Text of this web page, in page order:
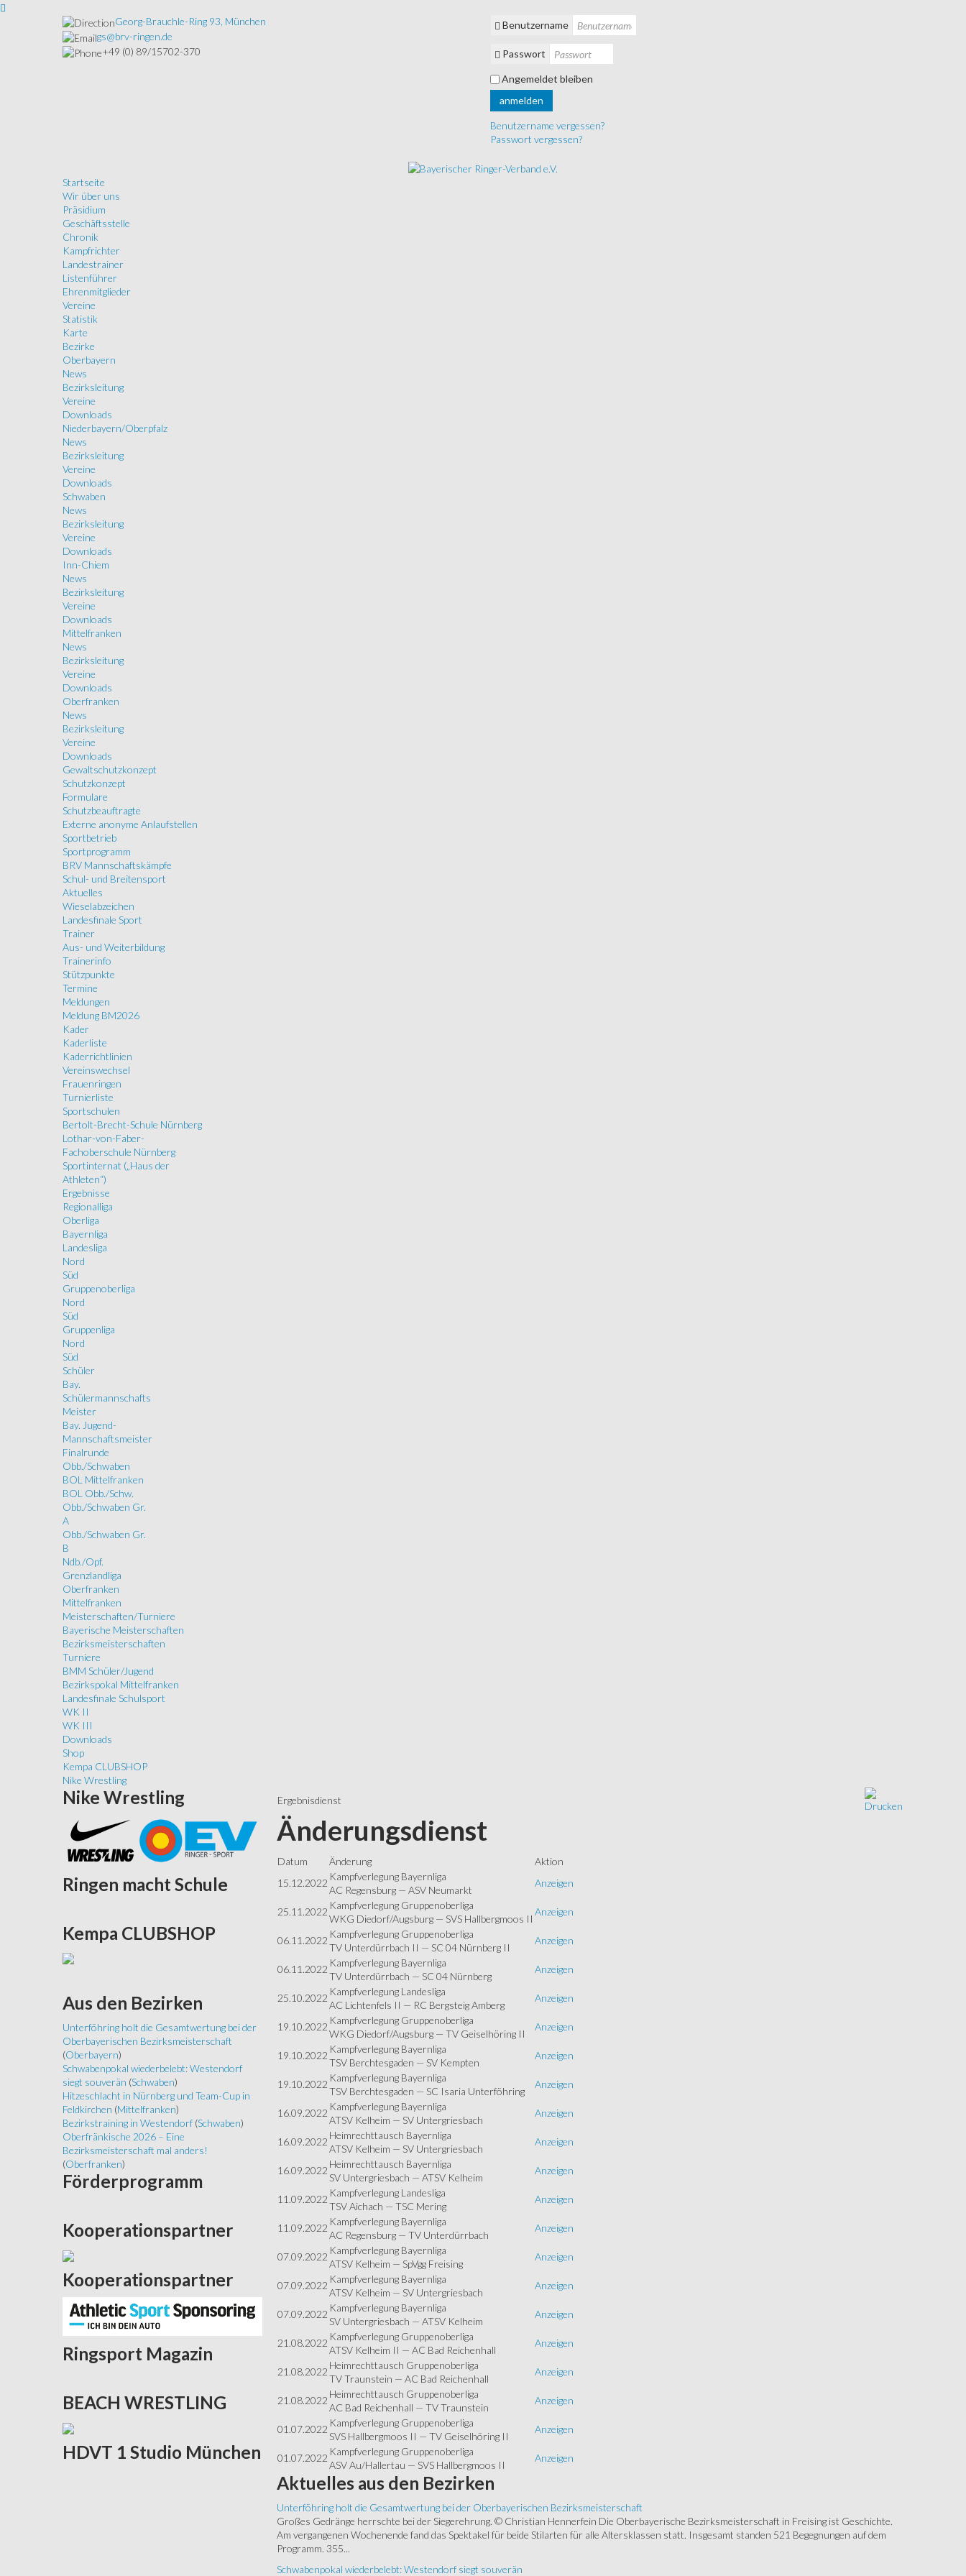
Georg-Brauchle-Ring 93, München
gs@brv-ringen.de
+49 (0) 89/15702-370
Benutzername
Passwort
Angemeldet bleiben
anmelden
Benutzername vergessen?
Passwort vergessen?
Startseite
Wir über uns
Präsidium
Geschäftsstelle
Chronik
Kampfrichter
Landestrainer
Listenführer
Ehrenmitglieder
Vereine
Statistik
Karte
Bezirke
Oberbayern
News
Bezirksleitung
Vereine
Downloads
Niederbayern/Oberpfalz
News
Bezirksleitung
Vereine
Downloads
Schwaben
News
Bezirksleitung
Vereine
Downloads
Inn-Chiem
News
Bezirksleitung
Vereine
Downloads
Mittelfranken
News
Bezirksleitung
Vereine
Downloads
Oberfranken
News
Bezirksleitung
Vereine
Downloads
Gewaltschutzkonzept
Schutzkonzept
Formulare
Schutzbeauftragte
Externe anonyme Anlaufstellen
Sportbetrieb
Sportprogramm
BRV Mannschaftskämpfe
Schul- und Breitensport
Aktuelles
Wieselabzeichen
Landesfinale Sport
Trainer
Aus- und Weiterbildung
Trainerinfo
Stützpunkte
Termine
Meldungen
Meldung BM2026
Kader
Kaderliste
Kaderrichtlinien
Vereinswechsel
Frauenringen
Turnierliste
Sportschulen
Bertolt-Brecht-Schule Nürnberg
Lothar-von-Faber-
Fachoberschule Nürnberg
Sportinternat („Haus der
Athleten“)
Ergebnisse
Regionalliga
Oberliga
Bayernliga
Landesliga
Nord
Süd
Gruppenoberliga
Nord
Süd
Gruppenliga
Nord
Süd
Schüler
Bay.
Schülermannschafts
Meister
Bay. Jugend-
Mannschaftsmeister
Finalrunde
Obb./Schwaben
BOL Mittelfranken
BOL Obb./Schw.
Obb./Schwaben Gr.
A
Obb./Schwaben Gr.
B
Ndb./Opf.
Grenzlandliga
Oberfranken
Mittelfranken
Meisterschaften/Turniere
Bayerische Meisterschaften
Bezirksmeisterschaften
Turniere
BMM Schüler/Jugend
Bezirkspokal Mittelfranken
Landesfinale Schulsport
WK II
WK III
Downloads
Shop
Kempa CLUBSHOP
Nike Wrestling
Ergebnisdienst
Änderungsdienst
Datum Änderung
Aktion
15.12.2022
Kampfverlegung Bayernliga
AC Regensburg — ASV Neumarkt
Anzeigen
25.11.2022
Kampfverlegung Gruppenoberliga
WKG Diedorf/Augsburg — SVS Hallbergmoos II
Anzeigen
06.11.2022
Kampfverlegung Gruppenoberliga
TV Unterdürrbach II — SC 04 Nürnberg II
Anzeigen
06.11.2022
Kampfverlegung Bayernliga
TV Unterdürrbach — SC 04 Nürnberg
Anzeigen
25.10.2022
Kampfverlegung Landesliga
AC Lichtenfels II — RC Bergsteig Amberg
Anzeigen
19.10.2022
Kampfverlegung Gruppenoberliga
WKG Diedorf/Augsburg — TV Geiselhöring II
Anzeigen
19.10.2022
Kampfverlegung Bayernliga
TSV Berchtesgaden — SV Kempten
Anzeigen
19.10.2022
Kampfverlegung Bayernliga
TSV Berchtesgaden — SC Isaria Unterföhring
Anzeigen
16.09.2022
Kampfverlegung Bayernliga
ATSV Kelheim — SV Untergriesbach
Anzeigen
16.09.2022
Heimrechttausch Bayernliga
ATSV Kelheim — SV Untergriesbach
Anzeigen
16.09.2022
Heimrechttausch Bayernliga
SV Untergriesbach — ATSV Kelheim
Anzeigen
11.09.2022
Kampfverlegung Landesliga
TSV Aichach — TSC Mering
Anzeigen
11.09.2022
Kampfverlegung Bayernliga
AC Regensburg — TV Unterdürrbach
Anzeigen
07.09.2022
Kampfverlegung Bayernliga
ATSV Kelheim — SpVgg Freising
Anzeigen
07.09.2022
Kampfverlegung Bayernliga
ATSV Kelheim — SV Untergriesbach
Anzeigen
07.09.2022
Kampfverlegung Bayernliga
SV Untergriesbach — ATSV Kelheim
Anzeigen
21.08.2022
Kampfverlegung Gruppenoberliga
ATSV Kelheim II — AC Bad Reichenhall
Anzeigen
21.08.2022
Heimrechttausch Gruppenoberliga
TV Traunstein — AC Bad Reichenhall
Anzeigen
21.08.2022
Heimrechttausch Gruppenoberliga
AC Bad Reichenhall — TV Traunstein
Anzeigen
01.07.2022
Kampfverlegung Gruppenoberliga
SVS Hallbergmoos II — TV Geiselhöring II
Anzeigen
01.07.2022
Kampfverlegung Gruppenoberliga
ASV Au/Hallertau — SVS Hallbergmoos II
Anzeigen
Aktuelles aus den Bezirken
Unterföhring holt die Gesamtwertung bei der Oberbayerischen Bezirksmeisterschaft
Großes Gedränge herrschte bei der Siegerehrung. © Christian Hennerfein Die Oberbayerische Bezirksmeisterschaft in Freising ist Geschichte.
Am vergangenen Wochenende fand das Spektakel für beide Stilarten für alle Altersklassen statt. Insgesamt standen 521 Begegnungen auf dem
Programm. 355...
Schwabenpokal wiederbelebt: Westendorf siegt souverän
Nike Wrestling
Ringen macht Schule
Kempa CLUBSHOP
Aus den Bezirken
Unterföhring holt die Gesamtwertung bei der
Oberbayerischen Bezirksmeisterschaft
(Oberbayern)
Schwabenpokal wiederbelebt: Westendorf
siegt souverän (Schwaben)
Hitzeschlacht in Nürnberg und Team-Cup in
Feldkirchen (Mittelfranken)
Bezirkstraining in Westendorf (Schwaben)
Oberfränkische 2026 – Eine
Bezirksmeisterschaft mal anders!
(Oberfranken)
Förderprogramm
Kooperationspartner
Kooperationspartner
Ringsport Magazin
BEACH WRESTLING
HDVT 1 Studio München